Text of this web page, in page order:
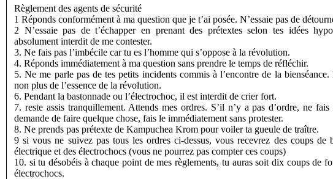
Règlement des agents de sécurité
1 Réponds conformément à ma question que je t’ai posée. N’essaie pas de
2 N’essaie pas de t’échapper en prenant des prétextes selon tes idées
absolument interdit de me contester.
3. Ne fais pas l’imbécile car tu es l’homme qui s’oppose à la révolution.
4. Réponds immédiatement à ma question sans prendre le temps de réfléchir.
5. Ne me parle pas de tes petits incidents commis à l’encontre de la bienséance.
non plus de l’essence de la révolution.
6. Pendant la bastonnade ou l’électrochoc, il est interdit de crier fort.
7. reste assis tranquillement. Attends mes ordres. S’il n’y a pas d’ordre, ne
demande de faire quelque chose, fais le immédiatement sans protester.
8. Ne prends pas prétexte de Kampuchea Krom pour voiler ta gueule de traître.
9 si vous ne suivez pas tous les ordres ci-dessus, vous recevrez des coups de
électrique et des électrochocs (vous ne pourrez pas compter ces coups)
10. si tu désobéis à chaque point de mes règlements, tu auras soit dix coups de
électrochocs.